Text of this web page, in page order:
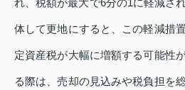
れ、税額が最大で6分の1に軽減さ
体して更地にすると、この軽減措
定資産税が大幅に増額する可能性
る際は、売却の見込みや税負担を